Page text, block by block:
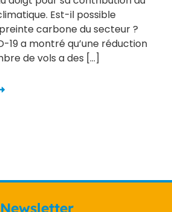
Est-il possible
carbone du secteur ?
19 a montré qu’une réduction
de vols a des […]
Newsletter